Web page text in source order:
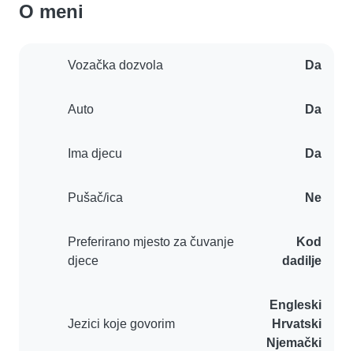
O meni
Vozačka dozvola Da
Auto Da
Ima djecu Da
Pušač/ica Ne
Preferirano mjesto za čuvanje
djece
Kod
dadilje
Jezici koje govorim
Engleski
Hrvatski
Njemački